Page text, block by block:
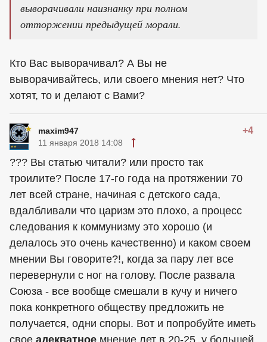
выворачивали наизнанку при полном
отторжении предыдущей морали.
Кто Вас выворачивал? А Вы не
выворачивайтесь, или своего мнения нет? Что
хотят, то и делают с Вами?
maxim947 +4
11 января 2018 14:08
??? Вы статью читали? или просто так
троилите? После 17-го года на протяжении 70
лет всей стране, начиная с детского сада,
вдалбливали что царизм это плохо, а процесс
следования к коммунизму это хорошо (и
делалось это очень качественно) и каком своем
мнении Вы говорите?!, когда за пару лет все
перевернули с ног на голову. После развала
Союза - все вообще смешали в кучу и ничего
пока конкретного обществу предложить не
получается, одни споры. Вот и попробуйте иметь
свое адекватное мнение лет в 20-25, у большей